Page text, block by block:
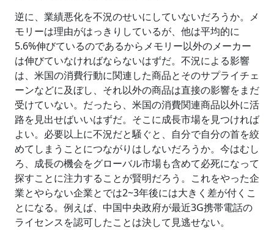
逆に、業績悪化を不況のせいにしていないだろうか。メ
モリーは理由がはっきりしているが、他は平均的に
5.6%伸びているのであるからメモリー以外のメーカー
は伸びていなければならないはずだ。不況による影響
は、米国の消費行動に関連した商品とそのサプライチェ
ーンなどに及ぼし、それ以外の商品は直接の影響をまだ
受けていない。だったら、米国の消費関連商品以外に活
路を見出せばいいはずだ。そこに成長市場を見つければ
よい。必要以上に不況だと騒ぐと、自分で自分の首を絞
めてしまうことにつながりはしないだろうか。今はむし
ろ、成長の機会をグローバル市場も含めて必死になって
探すことに注力することが賢明だろう。これをやった企
業とやらない企業とでは2~3年後には大きく差が付くこ
とになる。例えば、中国中央政府が最近3G携帯電話の
ライセンスを認可したことは決して見逃せない。